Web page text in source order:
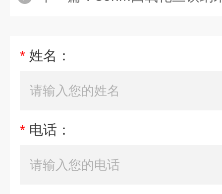
* 姓名：
* 电话：